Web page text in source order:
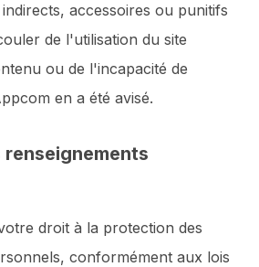
accessoires ou punitifs
de l'utilisation du site
ou de l'incapacité de
en a été avisé.
droit à la protection des
conformément aux lois